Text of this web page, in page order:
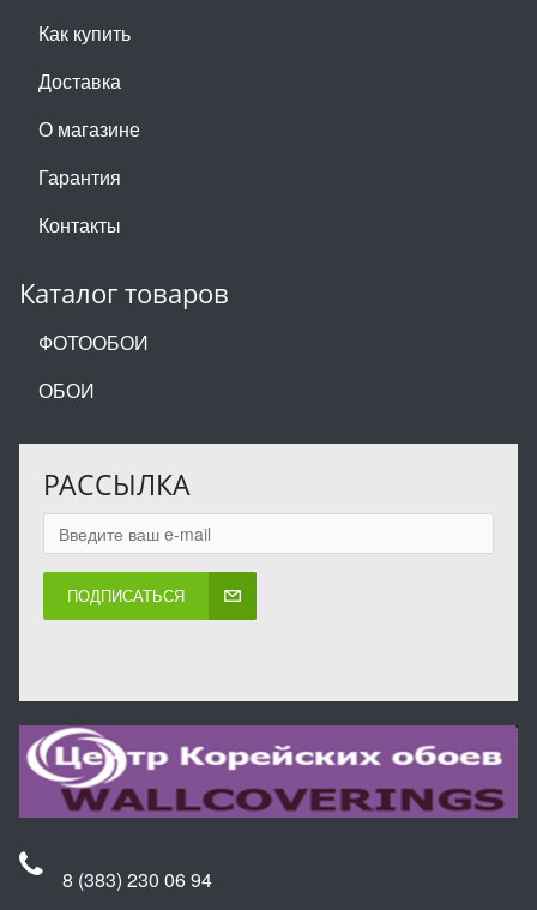
Как купить
Доставка
О магазине
Гарантия
Контакты
Каталог товаров
ФОТООБОИ
ОБОИ
РАССЫЛКА
ПОДПИСАТЬСЯ
8 (383) 230 06 94